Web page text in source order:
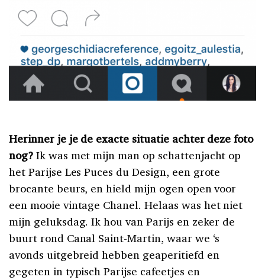
Herinner je je de exacte situatie achter deze foto
nog? Ik was met mijn man op schattenjacht op
het Parijse Les Puces du Design, een grote
brocante beurs, en hield mijn ogen open voor
een mooie vintage Chanel. Helaas was het niet
mijn geluksdag. Ik hou van Parijs en zeker de
buurt rond Canal Saint-Martin, waar we ‘s
avonds uitgebreid hebben geaperitiefd en
gegeten in typisch Parijse cafeetjes en